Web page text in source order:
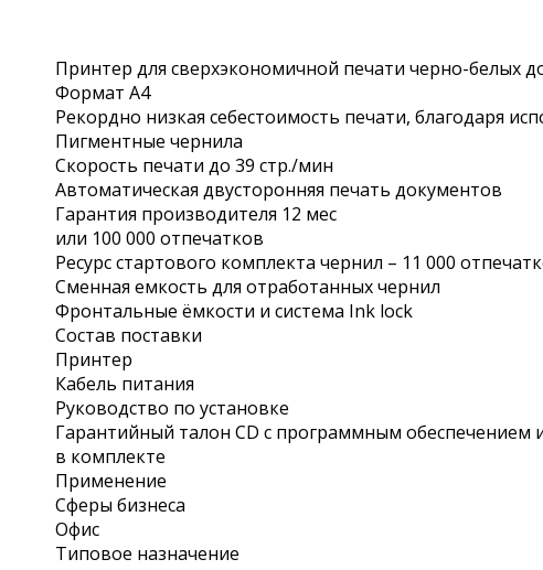
Принтер для сверхэкономичной печати черно-белых
Формат А4
Рекордно низкая себестоимость печати, благодаря
Пигментные чернила
Скорость печати до 39 стр./мин
Автоматическая двусторонняя печать документов
Гарантия производителя 12 мес
или 100 000 отпечатков
Ресурс стартового комплекта чернил – 11 000
Сменная емкость для отработанных чернил
Фронтальные ёмкости и система Ink lock
Состав поставки
Принтер
Кабель питания
Руководство по установке
Гарантийный талон CD с программным обеспечением
в комплекте
Применение
Сферы бизнеса
Офис
Типовое назначение